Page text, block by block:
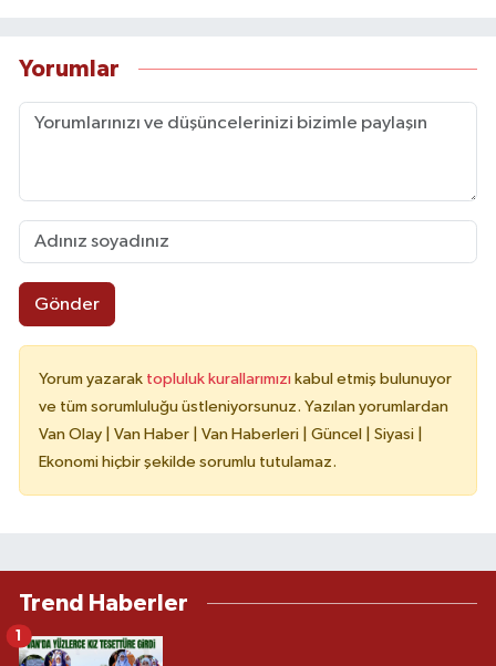
Yorumlar
Gönder
Yorum yazarak topluluk kurallarımızı kabul etmiş bulunuyor
ve tüm sorumluluğu üstleniyorsunuz. Yazılan yorumlardan
Van Olay | Van Haber | Van Haberleri | Güncel | Siyasi |
Ekonomi hiçbir şekilde sorumlu tutulamaz.
Trend Haberler
1